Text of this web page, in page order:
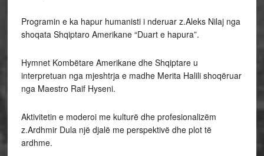
Programin e ka hapur humanisti i nderuar z.Aleks Nilaj nga
shoqata Shqiptaro Amerikane “Duart e hapura”.
Hymnet Kombëtare Amerikane dhe Shqiptare u
interpretuan nga mjeshtrja e madhe Merita Halili shoqëruar
nga Maestro Raif Hyseni.
Aktivitetin e moderoi me kulturë dhe profesionalizëm
z.Ardhmir Dula një djalë me perspektivë dhe plot të
ardhme.